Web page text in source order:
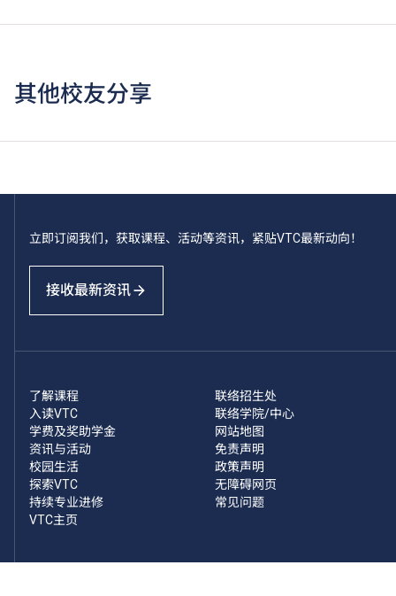
其他校友分享
立即订阅我们，获取课程、活动等资讯，紧贴VTC最新动向！
接收最新资讯
了解课程
入读VTC
学费及奖助学金
资讯与活动
校园生活
探索VTC
持续专业进修
VTC主页
联络招生处
联络学院/中心
网站地图
免责声明
政策声明
无障碍网页
常见问题